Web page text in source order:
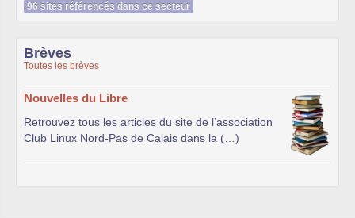
96 sites référencés dans ce secteur
Brèves
Toutes les brèves
Nouvelles du Libre
Retrouvez tous les articles du site de l’association
Club Linux Nord-Pas de Calais dans la (…)